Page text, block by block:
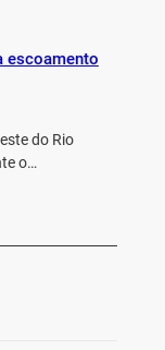
escoamento
do Rio
o…